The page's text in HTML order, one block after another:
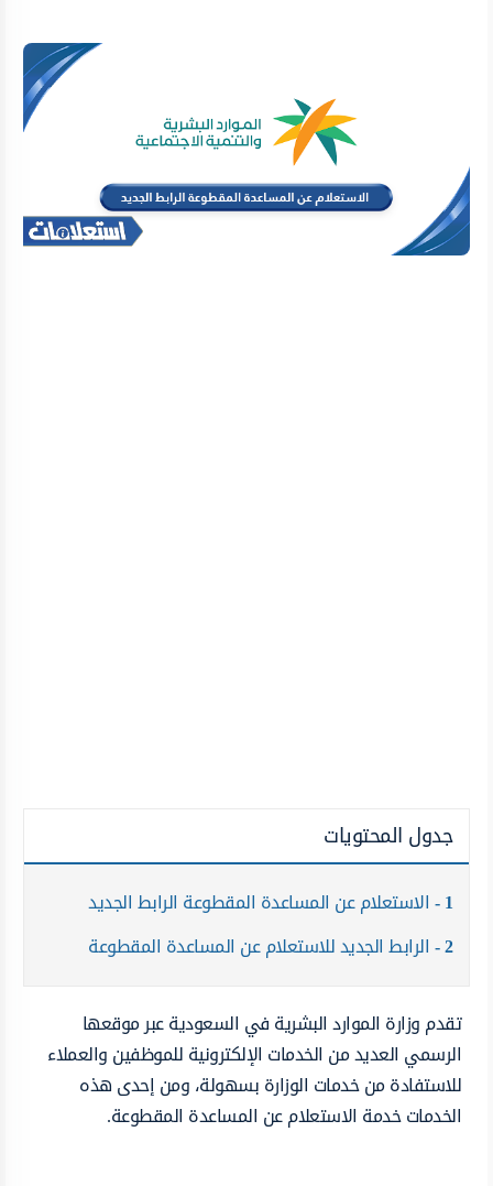
جدول المحتويات
1 الاستعلام عن المساعدة المقطوعة الرابط الجديد
2 الرابط الجديد للاستعلام عن المساعدة المقطوعة
تقدم وزارة الموارد البشرية في السعودية عبر موقعها
الرسمي العديد من الخدمات الإلكترونية للموظفين والعملاء
للاستفادة من خدمات الوزارة بسهولة، ومن إحدى هذه
الخدمات خدمة الاستعلام عن المساعدة المقطوعة.